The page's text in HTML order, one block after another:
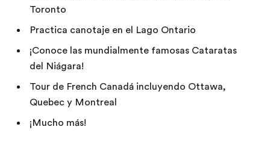
Toronto
Practica canotaje en el Lago Ontario
¡Conoce las mundialmente famosas Cataratas
del Niágara!
Tour de French Canadá incluyendo Ottawa,
Quebec y Montreal
¡Mucho más!